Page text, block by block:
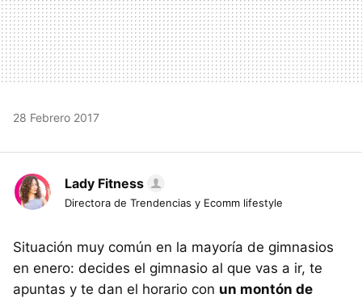
28 Febrero 2017
Lady Fitness
Directora de Trendencias y Ecomm lifestyle
Situación muy común en la mayoría de gimnasios
en enero: decides el gimnasio al que vas a ir, te
apuntas y te dan el horario con un montón de